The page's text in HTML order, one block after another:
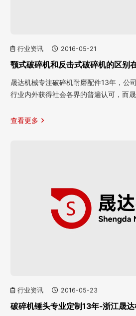
行业资讯 2016-05-21
颚式破碎机和反击式破碎机的区别
晟达机械专注破碎机耐磨配件13年，公
行业内外获得社会各界的普遍认可，而
查看更多
行业资讯 2016-05-23
破碎机锤头专业定制13年-浙江晟